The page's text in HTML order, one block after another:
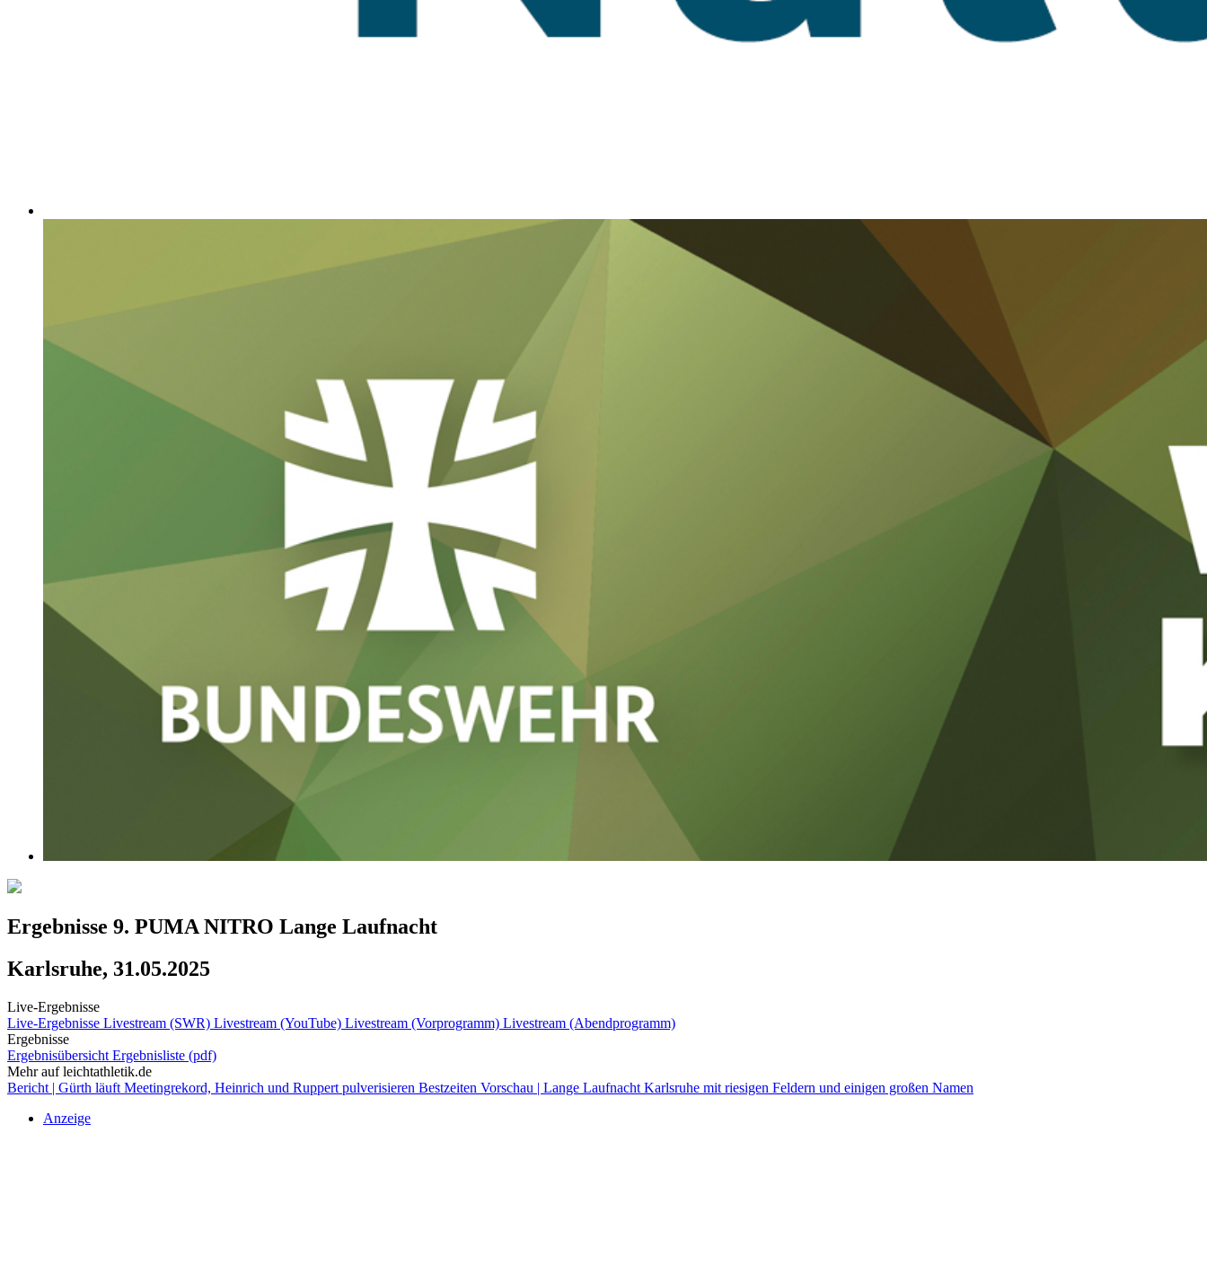
Ergebnisse 9. PUMA NITRO Lange Laufnacht
Karlsruhe, 31.05.2025
Live-Ergebnisse
Live-Ergebnisse Livestream (SWR) Livestream (YouTube) Livestream (Vorprogramm) Livestream (Abendprogramm)
Ergebnisse
Ergebnisübersicht Ergebnisliste (pdf)
Mehr auf leichtathletik.de
Bericht | Gürth läuft Meetingrekord, Heinrich und Ruppert pulverisieren Bestzeiten Vorschau | Lange Laufnacht Karlsruhe mit riesigen Feldern und einigen großen Namen
Anzeige